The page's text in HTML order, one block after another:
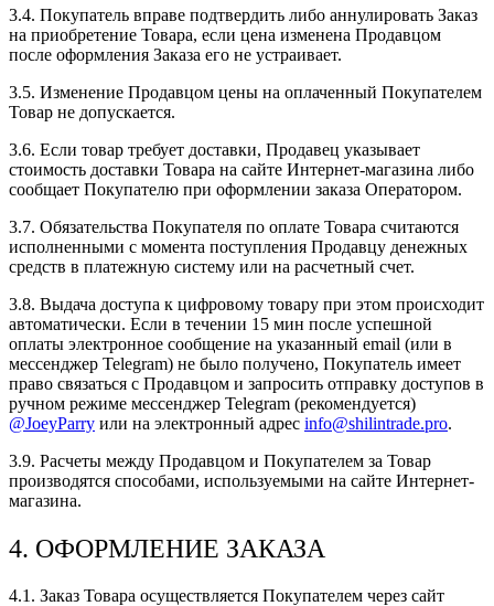
3.4. Покупатель вправе подтвердить либо аннулировать Заказ
на приобретение Товара, если цена изменена Продавцом
после оформления Заказа его не устраивает.
3.5. Изменение Продавцом цены на оплаченный Покупателем
Товар не допускается.
3.6. Если товар требует доставки, Продавец указывает
стоимость доставки Товара на сайте Интернет-магазина либо
сообщает Покупателю при оформлении заказа Оператором.
3.7. Обязательства Покупателя по оплате Товара считаются
исполненными с момента поступления Продавцу денежных
средств в платежную систему или на расчетный счет.
3.8. Выдача доступа к цифровому товару при этом происходит
автоматически. Если в течении 15 мин после успешной
оплаты электронное сообщение на указанный еmail (или в
мессенджер Telegram) не было получено, Покупатель имеет
право связаться с Продавцом и запросить отправку доступов в
ручном режиме мессенджер Telegram (рекомендуется)
@JoeyParry или на электронный адрес info@shilintrade.pro.
3.9. Расчеты между Продавцом и Покупателем за Товар
производятся способами, используемыми на сайте Интернет-
магазина.
4. ОФОРМЛЕНИЕ ЗАКАЗА
4.1. Заказ Товара осуществляется Покупателем через сайт